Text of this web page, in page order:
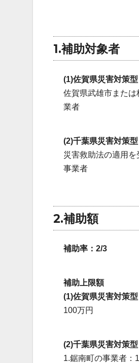
1.補助対象者
(1)佐賀県災害対策型
佐賀県武雄市また
業者
(2)千葉県災害対策型
災害救助法の適用
事業者
2.補助額
補助率：2/3
補助上限額
(1)佐賀県災害対策型
100万円
(2)千葉県災害対策型
1.鋸南町の事業者：